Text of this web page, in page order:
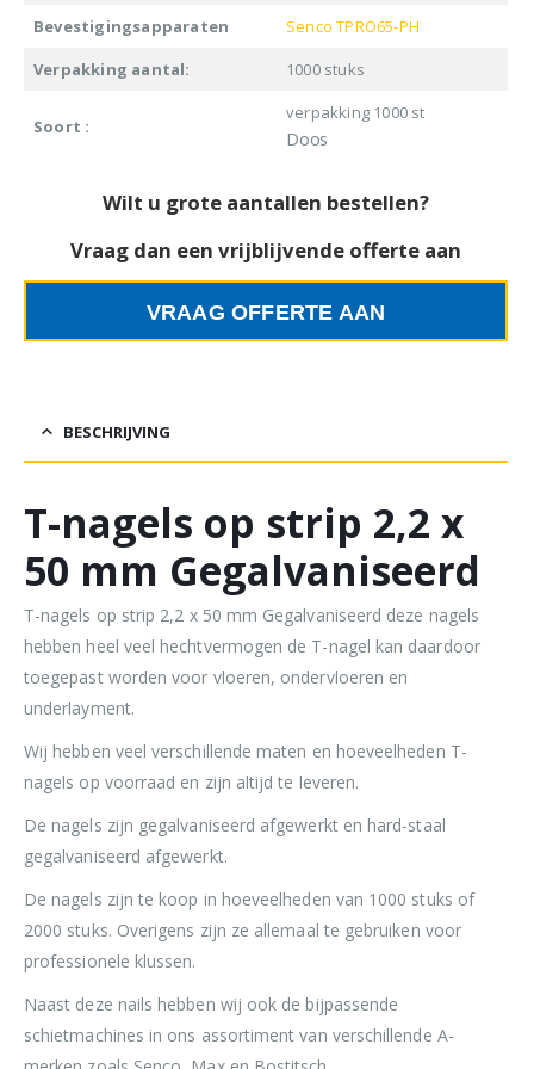
Bevestigingsapparaten
Senco TPRO65-PH
Verpakking aantal:
1000 stuks
Soort :
verpakking 1000 st
Doos
Wilt u grote aantallen bestellen?
Vraag dan een vrijblijvende offerte aan
VRAAG OFFERTE AAN
BESCHRIJVING
T-nagels op strip 2,2 x
50 mm Gegalvaniseerd
T-nagels op strip 2,2 x 50 mm Gegalvaniseerd deze nagels
hebben heel veel hechtvermogen de T-nagel kan daardoor
toegepast worden voor vloeren, ondervloeren en
underlayment.
Wij hebben veel verschillende maten en hoeveelheden T-
nagels op voorraad en zijn altijd te leveren.
De nagels zijn gegalvaniseerd afgewerkt en hard-staal
gegalvaniseerd afgewerkt.
De nagels zijn te koop in hoeveelheden van 1000 stuks of
2000 stuks. Overigens zijn ze allemaal te gebruiken voor
professionele klussen.
Naast deze nails hebben wij ook de bijpassende
schietmachines in ons assortiment van verschillende A-